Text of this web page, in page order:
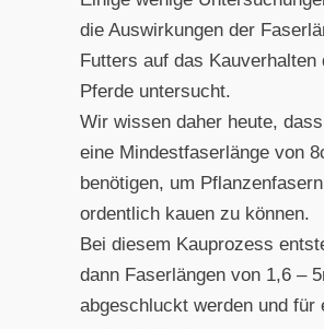
die Auswirkungen der
Futters auf das Kauverhalten
Pferde untersucht.
Wir wissen daher heute,
eine Mindestfaserlänge von
benötigen, um Pflanzenfasern
ordentlich kauen zu können.
Bei diesem Kauprozess
dann Faserlängen von 1,6 –
abgeschluckt werden und für